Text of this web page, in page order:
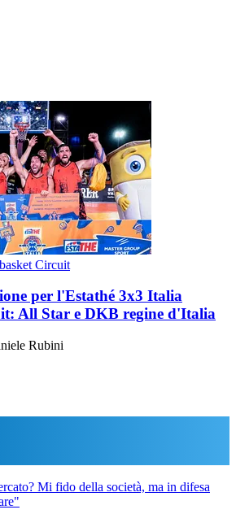
Circuit
per l'Estathé 3x3 Italia
All Star e DKB regine d'Italia
Rubini
Mi fido della società, ma in difesa